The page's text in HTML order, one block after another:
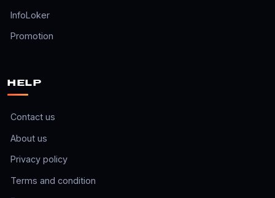
InfoLoker
Promotion
HELP
Contact us
About us
Privacy policy
Terms and condition